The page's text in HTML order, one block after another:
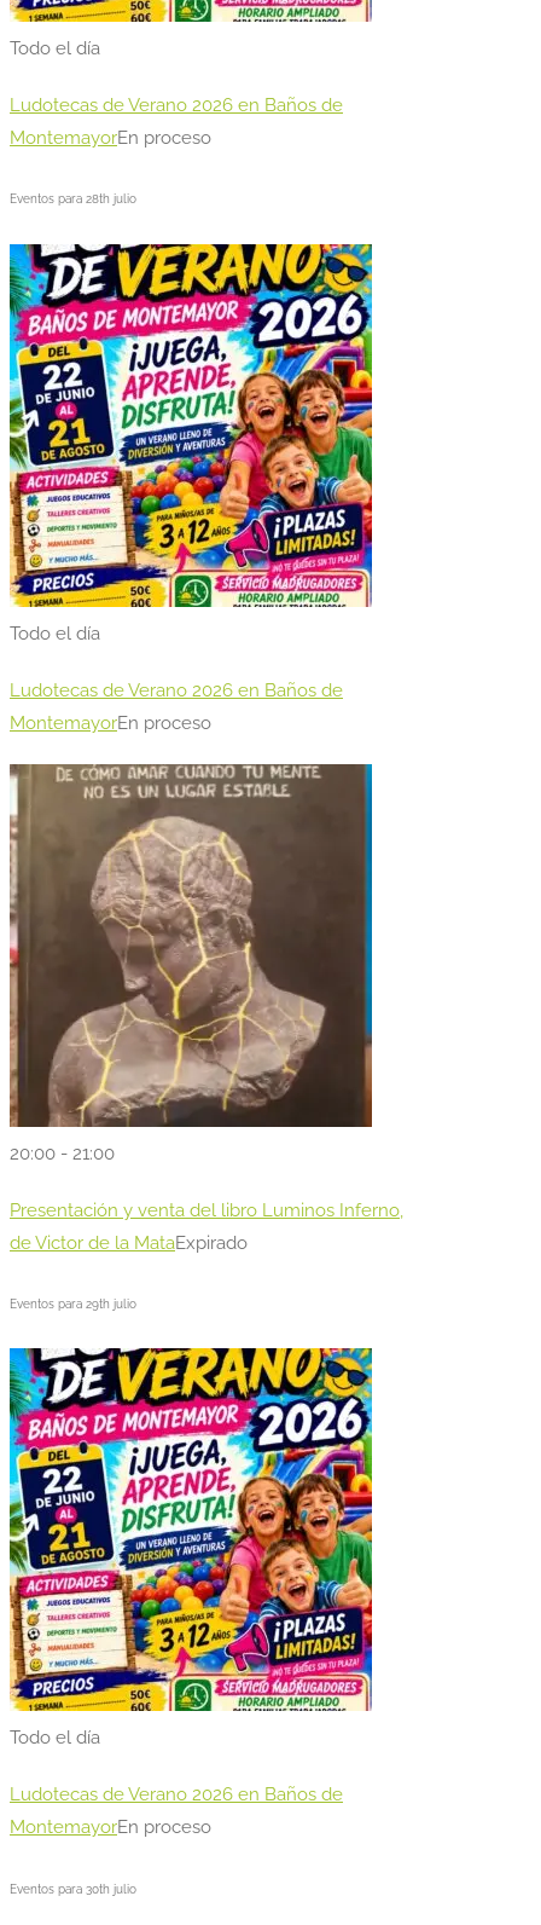
Todo el día
Ludotecas de Verano 2026 en Baños de
MontemayorEn proceso
Eventos para 28th julio
Todo el día
Ludotecas de Verano 2026 en Baños de
MontemayorEn proceso
20:00 - 21:00
Presentación y venta del libro Luminos Inferno,
de Victor de la MataExpirado
Eventos para 29th julio
Todo el día
Ludotecas de Verano 2026 en Baños de
MontemayorEn proceso
Eventos para 30th julio